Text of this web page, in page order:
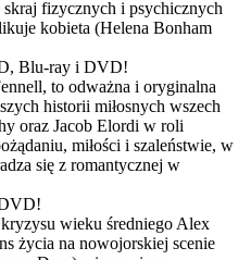
fizycznych i psychicznych
kobieta (Helena Bonham
Blu-ray i DVD!
to odważna i oryginalna
historii miłosnych wszech
oraz Jacob Elordi w roli
miłości i szaleństwie, w
się z romantycznej w
wieku średniego Alex
życia na nowojorskiej scenie